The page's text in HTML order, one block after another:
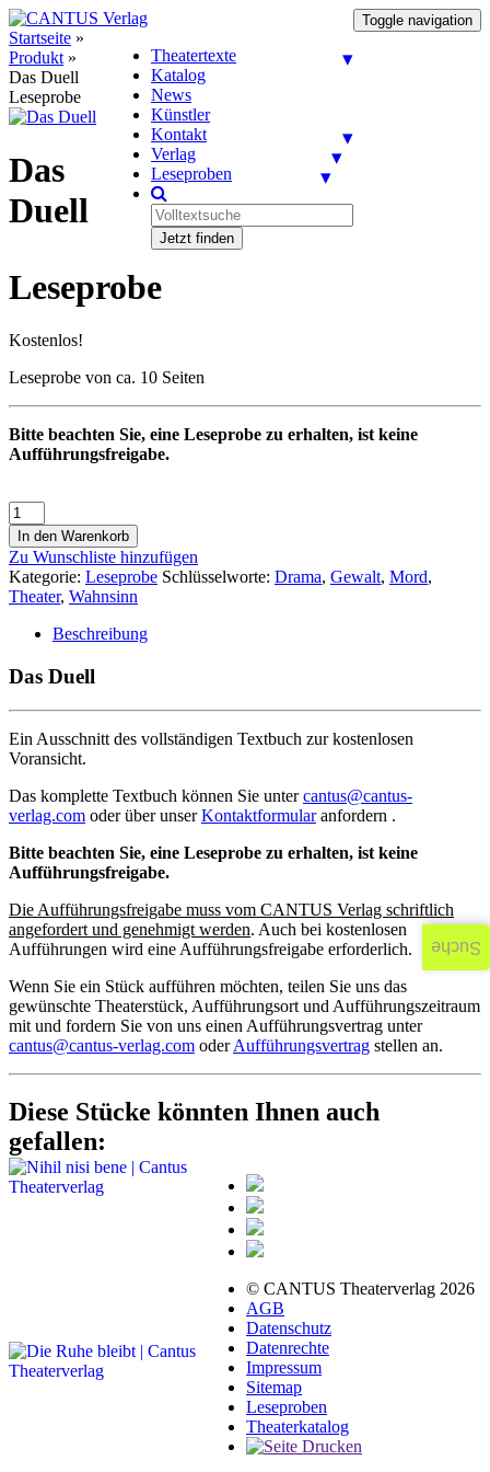
Toggle navigation
Theatertexte
Katalog
News
Künstler
Kontakt
Verlag
Leseproben
Jetzt finden
Startseite »
Produkt »
Das Duell
Leseprobe
Das
Duell
Leseprobe
Kostenlos!
Leseprobe von ca. 10 Seiten
Bitte beachten Sie, eine Leseprobe zu erhalten, ist keine
Aufführungsfreigabe.
In den Warenkorb
Zu Wunschliste hinzufügen
Kategorie: Leseprobe Schlüsselworte: Drama, Gewalt, Mord,
Theater, Wahnsinn
Beschreibung
Das Duell
Ein Ausschnitt des vollständigen Textbuch zur kostenlosen
Voransicht.
Das komplette Textbuch können Sie untercantus@cantus-
verlag.com oder über unserKontaktformularanfordern .
Bitte beachten Sie, eine Leseprobe zu erhalten, ist keine
Aufführungsfreigabe.
Die Aufführungsfreigabe muss vom CANTUS Verlag schriftlich
angefordert und genehmigt werden. Auch bei kostenlosen
Aufführungen wird eine Aufführungsfreigabe erforderlich.
Wenn Sie ein Stück aufführen möchten, teilen Sie uns das
gewünschte Theaterstück, Aufführungsort und Aufführungszeitraum
mit und fordern Sie von uns einen Aufführungsvertrag unter
cantus@cantus-verlag.com oderAufführungsvertrag stellen an.
Diese Stücke könnten Ihnen auch
gefallen:
© CANTUS Theaterverlag 2026
AGB
Datenschutz
Datenrechte
Impressum
Sitemap
Leseproben
Theaterkatalog
Suche